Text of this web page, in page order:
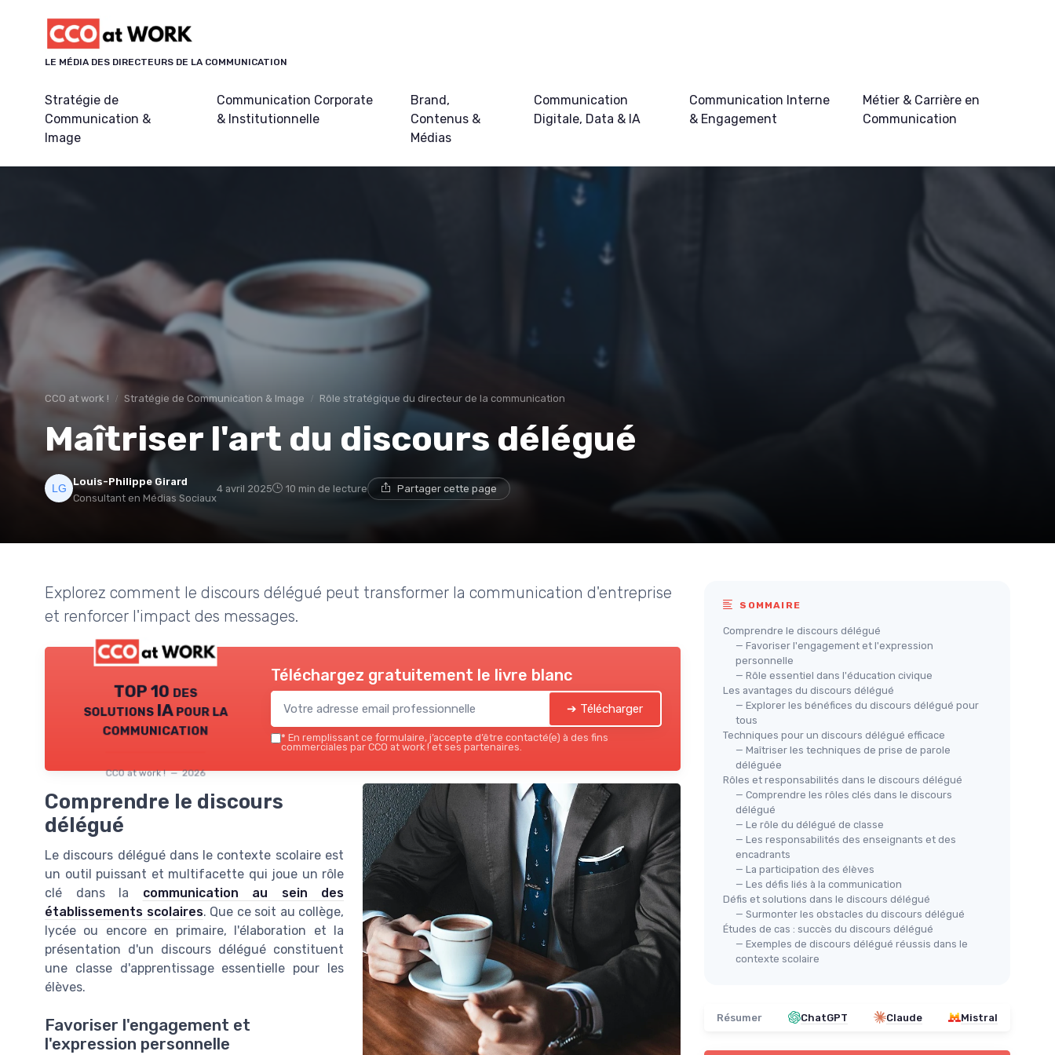
LE MÉDIA DES DIRECTEURS DE LA COMMUNICATION
Stratégie de
Communication &
Image
Communication Corporate
& Institutionnelle
Brand,
Contenus &
Médias
Communication
Digitale, Data & IA
Communication Interne
& Engagement
Métier & Carrière en
Communication
CCO at work ! Stratégie de Communication & Image Rôle stratégique du directeur de la communication
Maîtriser l'art du discours délégué
Louis-Philippe Girard
Consultant en Médias Sociaux
4 avril 2025 10 min de lecture Partager cette page
Explorez comment le discours délégué peut transformer la communication d'entreprise
et renforcer l'impact des messages.
TOP 10 des
solutions IA pour la
communication
CCO at work ! — 2026
Téléchargez gratuitement le livre blanc
➔ Télécharger
* En remplissant ce formulaire, j’accepte d’être contacté(e) à des fins
commerciales par CCO at work ! et ses partenaires.
Comprendre le discours
délégué
Le discours délégué dans le contexte scolaire est
un outil puissant et multifacette qui joue un rôle
clé dans la communication au sein des
établissements scolaires. Que ce soit au collège,
lycée ou encore en primaire, l'élaboration et la
présentation d'un discours délégué constituent
une classe d'apprentissage essentielle pour les
élèves.
Favoriser l'engagement et
l'expression personnelle
SOMMAIRE
Comprendre le discours délégué
— Favoriser l'engagement et l'expression
personnelle
— Rôle essentiel dans l'éducation civique
Les avantages du discours délégué
— Explorer les bénéfices du discours délégué pour
tous
Techniques pour un discours délégué efficace
— Maîtriser les techniques de prise de parole
déléguée
Rôles et responsabilités dans le discours délégué
— Comprendre les rôles clés dans le discours
délégué
— Le rôle du délégué de classe
— Les responsabilités des enseignants et des
encadrants
— La participation des élèves
— Les défis liés à la communication
Défis et solutions dans le discours délégué
— Surmonter les obstacles du discours délégué
Études de cas : succès du discours délégué
— Exemples de discours délégué réussis dans le
contexte scolaire
Résumer ChatGPT Claude Mistral